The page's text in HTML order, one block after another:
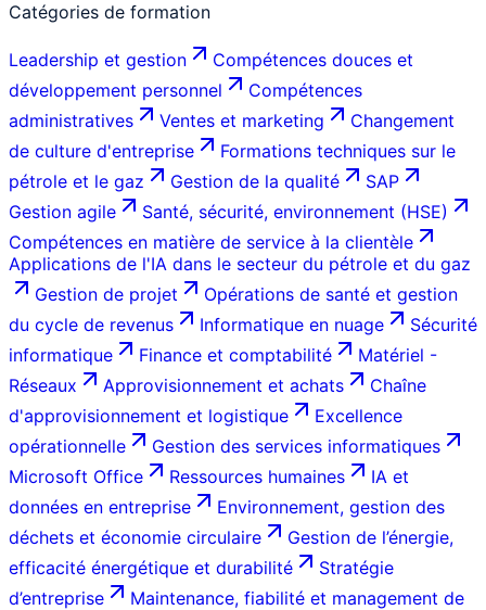
Catégories de formation
Leadership et gestion
Compétences douces et
développement personnel
Compétences
administratives
Ventes et marketing
Changement
de culture d'entreprise
Formations techniques sur le
pétrole et le gaz
Gestion de la qualité
SAP
Gestion agile
Santé, sécurité, environnement (HSE)
Compétences en matière de service à la clientèle
Applications de l'IA dans le secteur du pétrole et du gaz
Gestion de projet
Opérations de santé et gestion
du cycle de revenus
Informatique en nuage
Sécurité
informatique
Finance et comptabilité
Matériel -
Réseaux
Approvisionnement et achats
Chaîne
d'approvisionnement et logistique
Excellence
opérationnelle
Gestion des services informatiques
Microsoft Office
Ressources humaines
IA et
données en entreprise
Environnement, gestion des
déchets et économie circulaire
Gestion de l’énergie,
efficacité énergétique et durabilité
Stratégie
d’entreprise
Maintenance, fiabilité et management de